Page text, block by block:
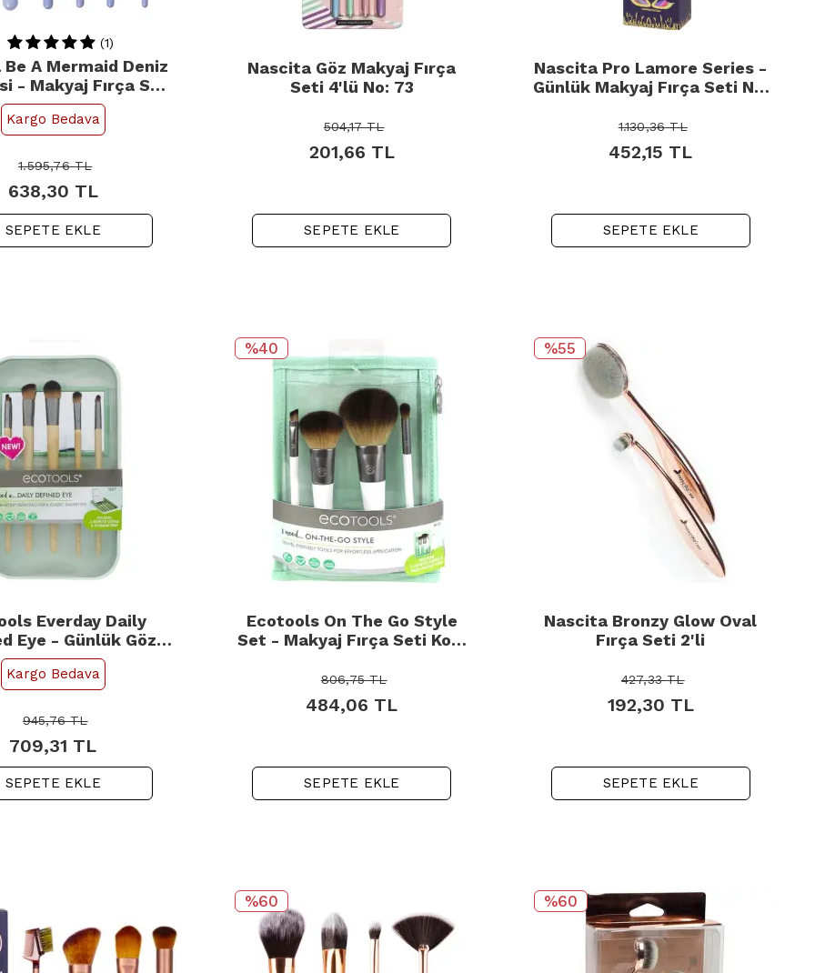
(1)
A Mermaid Deniz
- Makyaj Fırça Seti
Kutulu
Kargo Bedava
1.595,76TL
638,30 TL
SEPETE EKLE
Nascita Göz Makyaj Fırça
Seti 4'lü No: 73
504,17TL
201,66 TL
SEPETE EKLE
Nascita Pro Lamore Series -
Günlük Makyaj Fırça Seti No:
1.130,36TL
452,15 TL
SEPETE EKLE
Everday Daily
Eye - Günlük Göz
Seti Kod: 1627
Kargo Bedava
945,76TL
709,31 TL
SEPETE EKLE
%40
Ecotools On The Go Style
Set - Makyaj Fırça Seti Kod:
806,75TL
484,06 TL
SEPETE EKLE
%55
Nascita Bronzy Glow Oval
Fırça Seti 2'li
427,33TL
192,30 TL
SEPETE EKLE
%60 %60